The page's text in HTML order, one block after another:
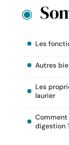
Les
Autres
Les
laurier
digestion